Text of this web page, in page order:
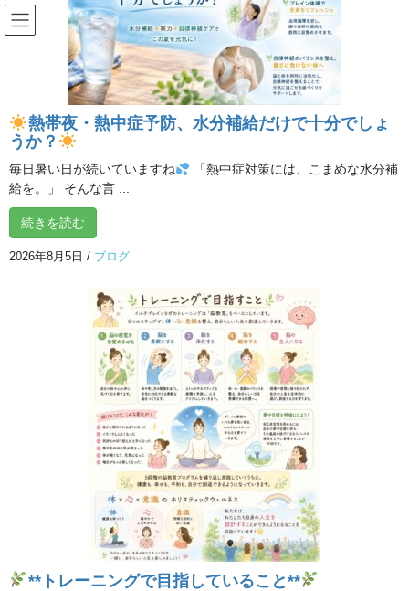
コ
ン
ス
ッ
プ
ナ
ビ
ン
移
動
メディア
HOME メディア KakaoTalk_20240706_094226745_04
2024年7月6日 / 最終更新日時 :
KakaoTalk_20240706_094226745_0
4
熱帯夜・熱中症予防、水分補給だけで十分でしょ
うか？
毎日暑い日が続いていますね
「熱中症対策には、こまめな水分補
給を。」 そんな言 ...
続きを読む
2026年8月5日 / ブログ
**トレーニングで目指していること**